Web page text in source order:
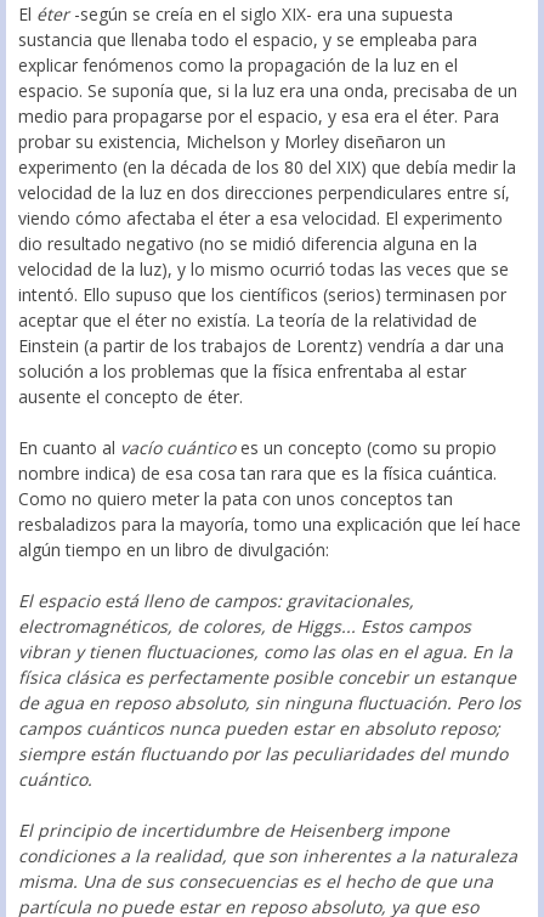
El éter-según se creía en el siglo XIX- era una supuesta
sustancia que llenaba todo el espacio, y se empleaba para
explicar fenómenos como la propagación de la luz en el
espacio. Se suponía que, si la luz era una onda, precisaba de un
medio para propagarse por el espacio, y esa era el éter. Para
probar su existencia, Michelson y Morley diseñaron un
experimento (en la década de los 80 del XIX) que debía medir la
velocidad de la luz en dos direcciones perpendiculares entre sí,
viendo cómo afectaba el éter a esa velocidad. El experimento
dio resultado negativo (no se midió diferencia alguna en la
velocidad de la luz), y lo mismo ocurrió todas las veces que se
intentó. Ello supuso que los científicos (serios) terminasen por
aceptar que el éter no existía. La teoría de la relatividad de
Einstein (a partir de los trabajos de Lorentz) vendría a dar una
solución a los problemas que la física enfrentaba al estar
ausente el concepto de éter.
En cuanto al vacío cuánticoes un concepto (como su propio
nombre indica) de esa cosa tan rara que es la física cuántica.
Como no quiero meter la pata con unos conceptos tan
resbaladizos para la mayoría, tomo una explicación que leí hace
algún tiempo en un libro de divulgación:
El espacio está lleno de campos: gravitacionales,
electromagnéticos, de colores, de Higgs... Estos campos
vibran y tienen fluctuaciones, como las olas en el agua. En la
física clásica es perfectamente posible concebir un estanque
de agua en reposo absoluto, sin ninguna fluctuación. Pero los
campos cuánticos nunca pueden estar en absoluto reposo;
siempre están fluctuando por las peculiaridades del mundo
cuántico.
El principio de incertidumbre de Heisenberg impone
condiciones a la realidad, que son inherentes a la naturaleza
misma. Una de sus consecuencias es el hecho de que una
partícula no puede estar en reposo absoluto, ya que eso